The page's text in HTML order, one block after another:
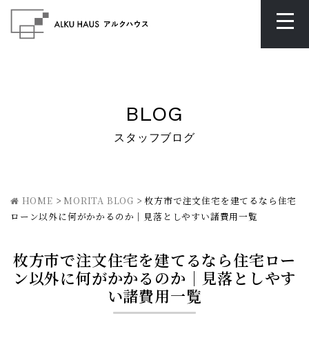
BLOG
スタッフブログ
HOME >MORITA BLOG > 枚方市で注文住宅を建てるなら住宅
ローン以外に何がかかるのか｜見落としやすい諸費用一覧
枚方市で注文住宅を建てるなら住宅ロー
ン以外に何がかかるのか｜見落としやす
い諸費用一覧